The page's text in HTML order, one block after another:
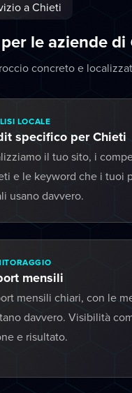
a Chieti
le aziende di
concreto e
LOCALE
specifico per Chieti
il tuo sito, i
e le keyword che i tuoi
usano davvero.
mensili
mensili chiari, con le
davvero. Visibilità
e risultato.